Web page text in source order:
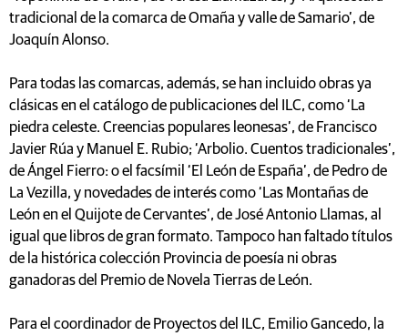
tradicional de la comarca de Omaña y valle de Samario’, de
Joaquín Alonso.
Para todas las comarcas, además, se han incluido obras ya
clásicas en el catálogo de publicaciones del ILC, como ‘La
piedra celeste. Creencias populares leonesas’, de Francisco
Javier Rúa y Manuel E. Rubio; ‘Arbolio. Cuentos tradicionales’,
de Ángel Fierro: o el facsímil ‘El León de España’, de Pedro de
La Vezilla, y novedades de interés como ‘Las Montañas de
León en el Quijote de Cervantes’, de José Antonio Llamas, al
igual que libros de gran formato. Tampoco han faltado títulos
de la histórica colección Provincia de poesía ni obras
ganadoras del Premio de Novela Tierras de León.
Para el coordinador de Proyectos del ILC, Emilio Gancedo, la